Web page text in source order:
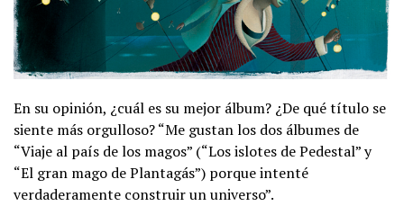
En su opinión, ¿cuál es su mejor álbum? ¿De qué título se
siente más orgulloso? “Me gustan los dos álbumes de
“Viaje al país de los magos” (“Los islotes de Pedestal” y
“El gran mago de Plantagás”) porque intenté
verdaderamente construir un universo”.